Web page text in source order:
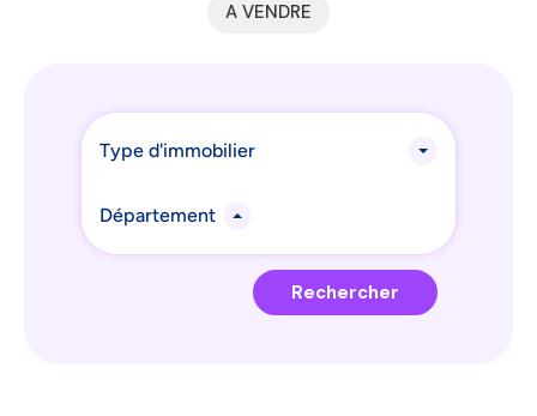
A VENDRE
Type d'immobilier
Département
Rechercher